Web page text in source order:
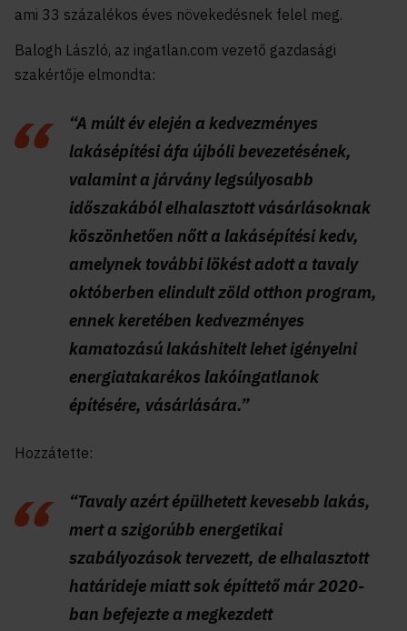
ami 33 százalékos éves növekedésnek felel meg.
Balogh László, az ingatlan.com vezető gazdasági
szakértője elmondta:
“A múlt év elején a kedvezményes
lakásépítési áfa újbóli bevezetésének,
valamint a járvány legsúlyosabb
időszakából elhalasztott vásárlásoknak
köszönhetően nőtt a lakásépítési kedv,
amelynek további lökést adott a tavaly
októberben elindult zöld otthon program,
ennek keretében kedvezményes
kamatozású lakáshitelt lehet igényelni
energiatakarékos lakóingatlanok
építésére, vásárlására.”
Hozzátette:
“Tavaly azért épülhetett kevesebb lakás,
mert a szigorúbb energetikai
szabályozások tervezett, de elhalasztott
határideje miatt sok építtető már 2020-
ban befejezte a megkezdett